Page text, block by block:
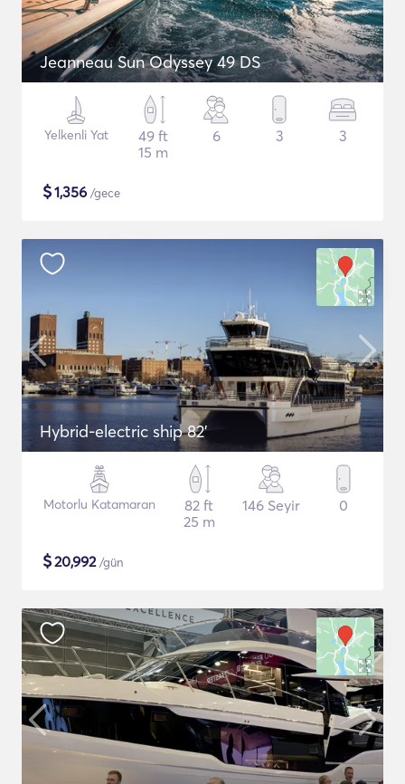
Jeanneau Sun Odyssey 49 DS
Yelkenli Yat
49 ft
15 m
6 3 3
$1,356 /gece
Hybrid-electric ship 82'
Motorlu Katamaran
82 ft
25 m
146 Seyir 0
$20,992/gün